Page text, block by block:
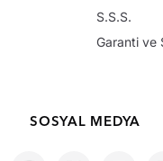
S.S.S.
Garanti ve
SOSYAL MEDYA